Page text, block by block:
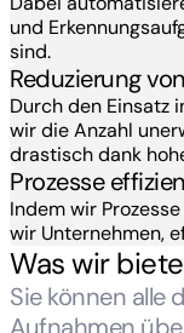
und
sind.
Reduzierung
Durch den Einsatz
wir die Anzahl
drastisch dank
Prozesse
Indem wir
wir Unternehmen,
Was wir
Sie können alle